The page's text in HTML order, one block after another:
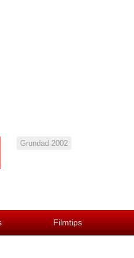
Grundad 2002
Filmtips